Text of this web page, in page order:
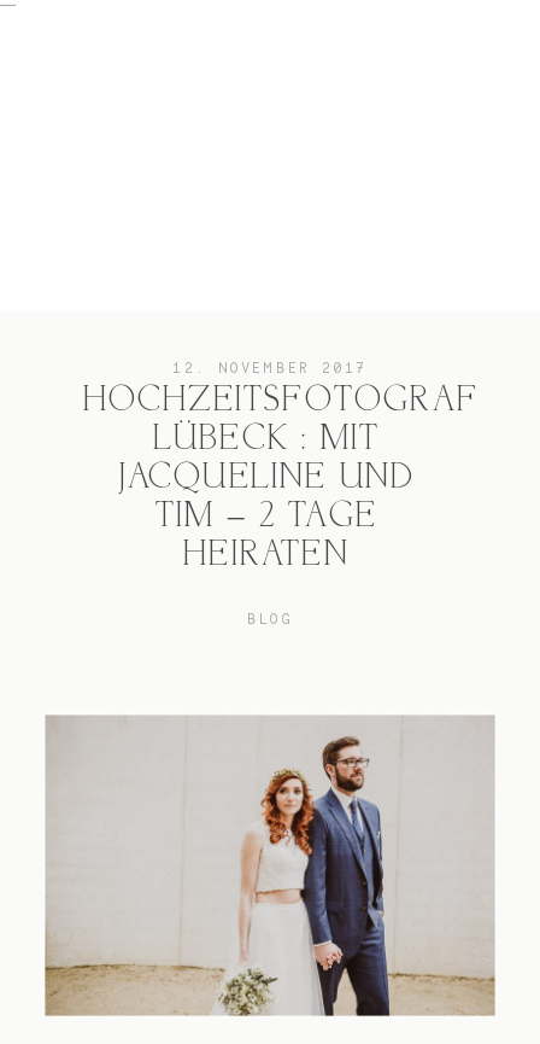
12. NOVEMBER 2017
HOCHZEITSFOTOGRAF
LÜBECK : MIT
JACQUELINE UND
TIM – 2 TAGE
HEIRATEN
BLOG
Infos / Preise
Kontakt
Blog
Impressum